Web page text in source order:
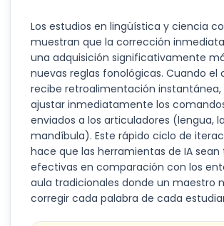
Los estudios en lingüística y ciencia
muestran que la corrección
una adquisición significativamente
nuevas reglas fonológicas. Cuando el
recibe retroalimentación instantánea,
ajustar inmediatamente los
enviados a los articuladores (lengua,
mandíbula). Este rápido ciclo de
hace que las herramientas de IA sean
efectivas en comparación con los
aula tradicionales donde un maestro
corregir cada palabra de cada